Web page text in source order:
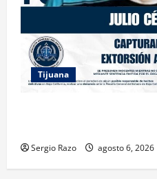
Tijuana
Sergio Razo agosto 6, 2026